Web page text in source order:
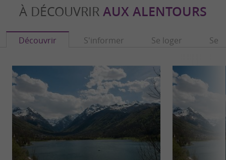
À DÉCOUVRIR AUX ALENTOURS
Découvrir S'informer Se loger Se